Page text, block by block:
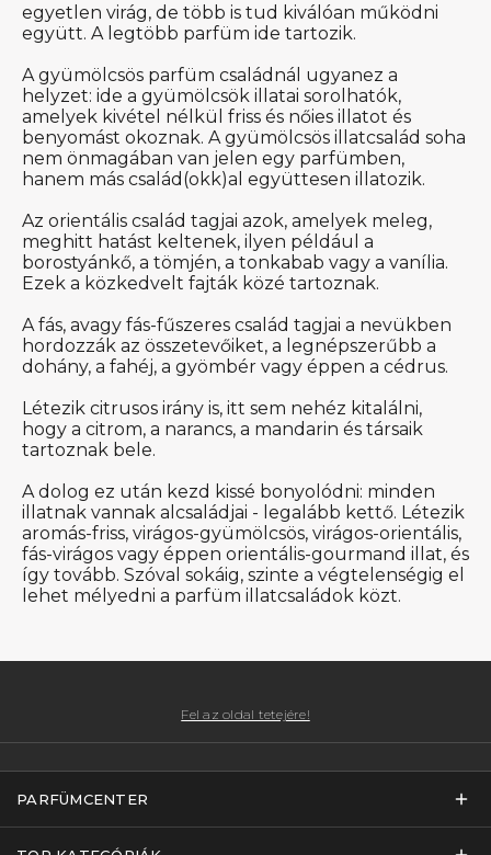
egyetlen virág, de több is tud kiválóan működni
együtt. A legtöbb parfüm ide tartozik.
A gyümölcsös parfüm családnál ugyanez a
helyzet: ide a gyümölcsök illatai sorolhatók,
amelyek kivétel nélkül friss és nőies illatot és
benyomást okoznak. A gyümölcsös illatcsalád soha
nem önmagában van jelen egy parfümben,
hanem más család(okk)al együttesen illatozik.
Az orientális család tagjai azok, amelyek meleg,
meghitt hatást keltenek, ilyen például a
borostyánkő, a tömjén, a tonkabab vagy a vanília.
Ezek a közkedvelt fajták közé tartoznak.
A fás, avagy fás-fűszeres család tagjai a nevükben
hordozzák az összetevőiket, a legnépszerűbb a
dohány, a fahéj, a gyömbér vagy éppen a cédrus.
Létezik citrusos irány is, itt sem nehéz kitalálni,
hogy a citrom, a narancs, a mandarin és társaik
tartoznak bele.
A dolog ez után kezd kissé bonyolódni: minden
illatnak vannak alcsaládjai - legalább kettő. Létezik
aromás-friss, virágos-gyümölcsös, virágos-orientális,
fás-virágos vagy éppen orientális-gourmand illat, és
így tovább. Szóval sokáig, szinte a végtelenségig el
lehet mélyedni a parfüm illatcsaládok közt.
Fel az oldal tetejére!
PARFÜMCENTER